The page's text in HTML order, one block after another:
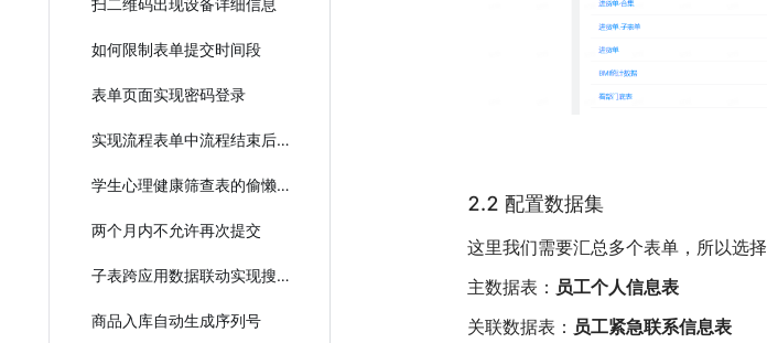
扫二维码出现设备详细信息
如何限制表单提交时间段
表单页面实现密码登录
实现流程表单中流程结束后可修改表单数据
学生心理健康筛查表的偷懒实现教程
两个月内不允许再次提交
子表跨应用数据联动实现搜索
商品入库自动生成序列号
2.2 配置数据集
这里我们需要汇总多个表单，所以选择
主数据表： 员工个人信息表
关联数据表： 员工紧急联系信息表